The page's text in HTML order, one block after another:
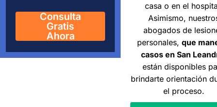
Consulta
Gratis
Ahora
casa o en el
Asimismo,
abogados de
personales, que
casos en San
están disponibles
brindarte orientación
el proceso.